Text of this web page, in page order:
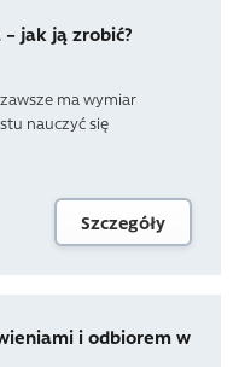
jak ją zrobić?
ma wymiar
nauczyć się
Szczegóły
i odbiorem w